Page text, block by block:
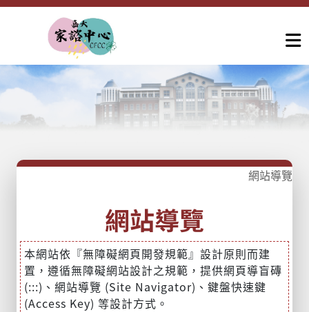
網站導覽
網站導覽
本網站依『無障礙網頁開發規範』設計原則而建
置，遵循無障礙網站設計之規範，提供網頁導盲磚
(:::)、網站導覽 (Site Navigator)、鍵盤快速鍵
(Access Key) 等設計方式。